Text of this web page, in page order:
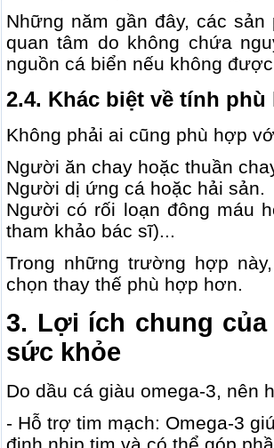
Những năm gần đây, các
quan tâm do không chứa
nguồn cá biển nếu không
2.4. Khác biệt về tính
Không phải ai cũng phù hợp
Người ăn chay hoặc thuần
Người dị ứng cá hoặc hải sản.
Người có rối loạn đông máu
tham khảo bác sĩ)...
Trong những trường hợp
chọn thay thế phù hợp hơn.
3. Lợi ích chung
sức khỏe
Do dầu cá giàu omega-3, nên
- Hỗ trợ tim mạch: Omega-3
định nhịp tim và có thể góp